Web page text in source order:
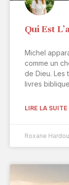
Qui Est
Michel
comme un
de Dieu. Les
livres
LIRE LA SUITE
Roxane